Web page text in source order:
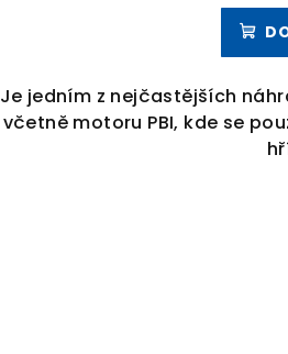
Je jedním z nejčastějších
včetně motoru PBI, kde se